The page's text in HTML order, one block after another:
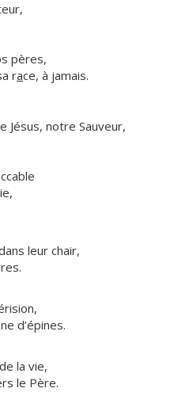
pères,
race, à jamais.
Jésus, notre Sauveur,
leur chair,
d’épines.
la vie,
le Père.